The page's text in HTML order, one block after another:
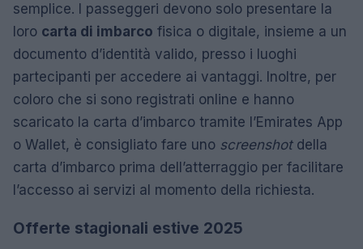
semplice. I passeggeri devono solo presentare la
loro carta di imbarco fisica o digitale, insieme a un
documento d’identità valido, presso i luoghi
partecipanti per accedere ai vantaggi. Inoltre, per
coloro che si sono registrati online e hanno
scaricato la carta d’imbarco tramite l’Emirates App
o Wallet, è consigliato fare uno screenshotdella
carta d’imbarco prima dell’atterraggio per facilitare
l’accesso ai servizi al momento della richiesta.
Offerte stagionali estive 2025